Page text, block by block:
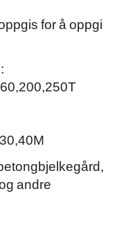
for å oppgi
andre